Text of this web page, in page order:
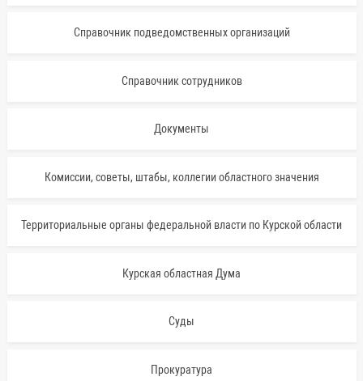
Справочник подведомственных организаций
Справочник сотрудников
Документы
Комиссии, советы, штабы, коллегии областного значения
Территориальные органы федеральной власти по Курской области
Курская областная Дума
Суды
Прокуратура